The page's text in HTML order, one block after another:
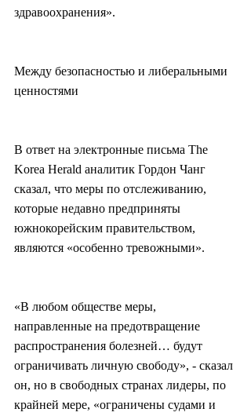
здравоохранения».
Между безопасностью и либеральными
ценностями
В ответ на электронные письма The
Korea Herald аналитик Гордон Чанг
сказал, что меры по отслеживанию,
которые недавно предприняты
южнокорейским правительством,
являются «особенно тревожными».
«В любом обществе меры,
направленные на предотвращение
распространения болезней… будут
ограничивать личную свободу», - сказал
он, но в свободных странах лидеры, по
крайней мере, «ограничены судами и